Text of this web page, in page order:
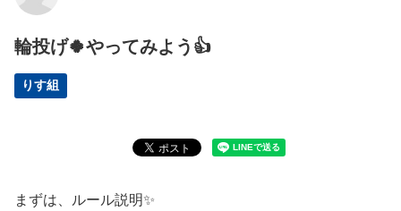
輪投げ🍀やってみよう👍
りす組
まずは、ルール説明✨